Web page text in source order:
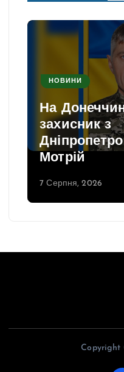
НОВИНИ
На
захисник з
Мотрій
7 Серпня, 2026
Copyright